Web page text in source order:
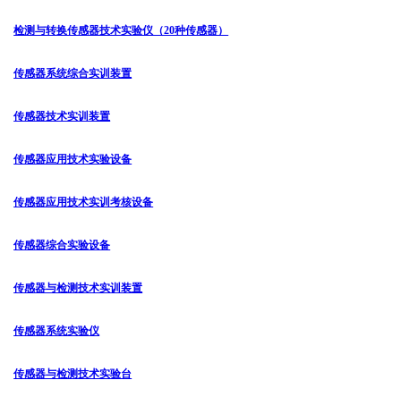
检测与转换传感器技术实验仪（20种传感器）
传感器系统综合实训装置
传感器技术实训装置
传感器应用技术实验设备
传感器应用技术实训考核设备
传感器综合实验设备
传感器与检测技术实训装置
传感器系统实验仪
传感器与检测技术实验台